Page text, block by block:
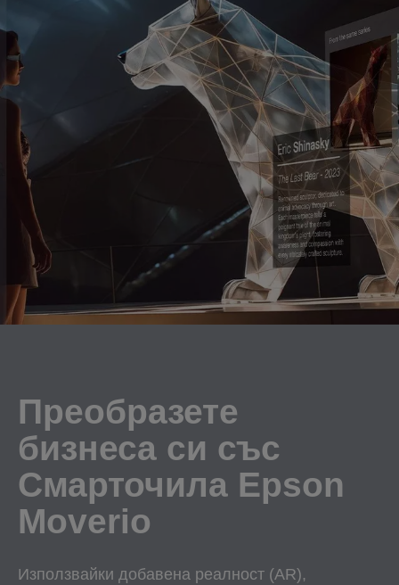
Преобразете
бизнеса си със
Смарточила Epson
Moverio
Използвайки добавена реалност (AR),